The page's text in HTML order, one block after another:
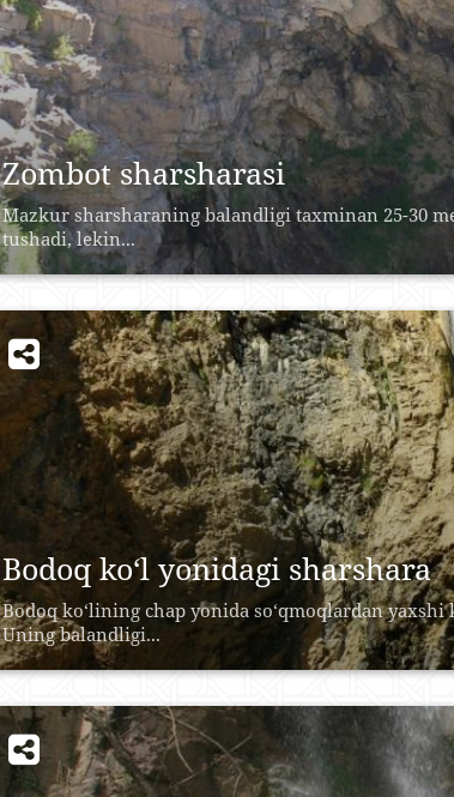
Zombot sharsharasi
Mazkur sharsharaning balandligi taxminan 25-30
tushadi, lekin...
Bodoq ko‘l yonidagi sharshara
Bodoq ko‘lining chap yonida so‘qmoqlardan
Uning balandligi...